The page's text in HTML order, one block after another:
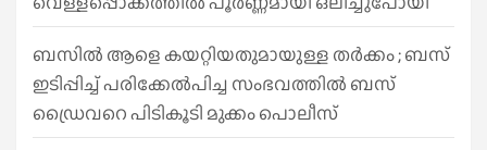
ബസിൽ ആളെ കയറ്റിയതുമായുള്ള തർക്കം ; ബസ്
ഇടിപ്പിച്ച് പരിക്കേൽപിച്ച സംഭവത്തിൽ ബസ്
ഡ്രൈവറെ പിടികൂടി മുക്കം പൊലീസ്